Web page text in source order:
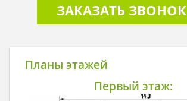
ЗАКАЗАТЬ ЗВОНОК
Планы этажей
Первый этаж: